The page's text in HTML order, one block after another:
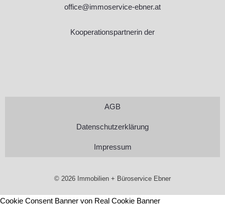
office@immoservice-ebner.at
Kooperationspartnerin der
AGB
Datenschutzerklärung
Impressum
© 2026 Immobilien + Büroservice Ebner
Cookie Consent Banner von Real Cookie Banner